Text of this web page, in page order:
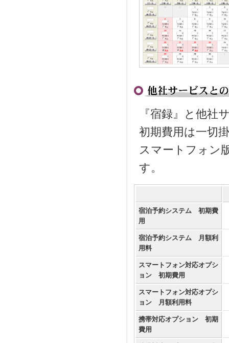
『宿録』と他社
初期費用は一切
スマートフォン
す。
宿泊予約システム 初期費
用
宿泊予約システム 月額利
用料
スマートフォン対応オプシ
ョン 初期費用
スマートフォン対応オプシ
ョン 月額利用料
携帯対応オプション 初期
費用